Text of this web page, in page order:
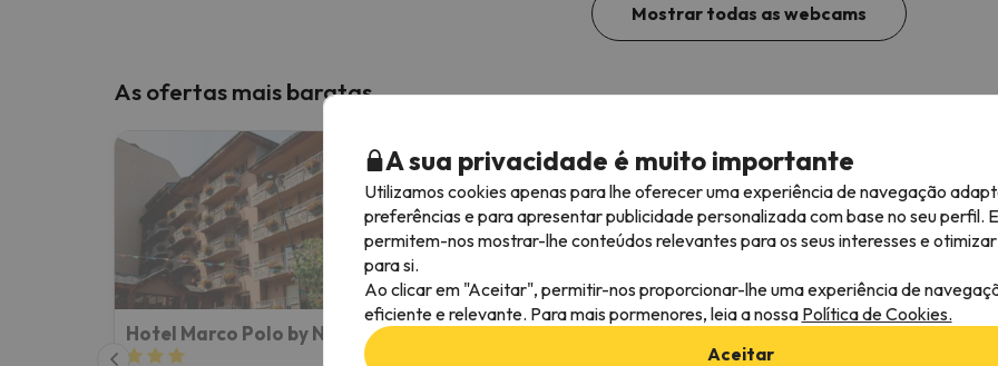
Mostrar todas as webcams
As ofertas mais baratas
Hotel Marco Polo by Nexta Hotel Mu Hotel Sant Jordi by
A sua privacidade é muito importante
Utilizamos cookies apenas para lhe oferecer uma experiência de navegação
preferências e para apresentar publicidade personalizada com base no seu perfil.
permitem-nos mostrar-lhe conteúdos relevantes para os seus interesses e
para si.
Ao clicar em "Aceitar", permitir-nos proporcionar-lhe uma experiência de
eficiente e relevante. Para mais pormenores, leia a nossa Política de Cookies.
Aceitar